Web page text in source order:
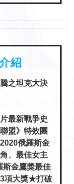
紹
之坦克大決
最新戰爭史
盟》特效團
俄羅斯金
、最佳女主
金鷹獎最佳
3項大獎★打破